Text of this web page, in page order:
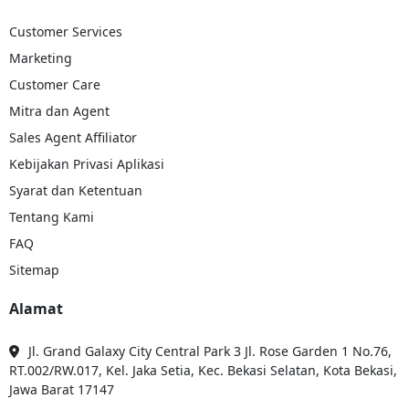
kemudian Klik Tombol Cek Tari, untuk cek tarif biaya pengiriman.
Barang Apa Saja yang Bisa Dikirimkan Melalui Ekspedisi
Barang Apa Saja yang Bisa Dikirimkan Melalui Ekspedisi Jakarta
Purwokerto? -
barang dari Jakarta ke Purwokerto dengan mudah, aman, dan
barang yang mudah meledak, terbakar, maupun obat-obatan
berbahaya. Troben siap melakukan pengiriman dengan aman. Berikut
ini adalah jenis barang yang bisa dikirim melalui layanan ekspedisi
Jakarta Purwokerto :
Barang Elektronik
Perabotan rumah tangga
Furniture
Alat Kesehatan
Customer Services
Marketing
Customer Care
Mitra dan Agent
Sales Agent Affiliator
Kebijakan Privasi Aplikasi
Syarat dan Ketentuan
Tentang Kami
FAQ
Sitemap
Alamat
Jl. Grand Galaxy City Central Park 3 Jl. Rose Garden 1 No.76,
RT.002/RW.017, Kel. Jaka Setia, Kec. Bekasi Selatan, Kota Bekasi,
Jawa Barat 17147